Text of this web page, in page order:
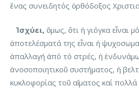
ἕνας συνειδητός ὀρθόδοξος
Ἰσχύει, ὅμως, ὅτι ἡ γιόγκα εἶναι
ἀποτελέσματά της εἶναι ἡ
ἀπαλλαγή ἀπό τό στρές, ἡ
ἀνοσοποιητικοῦ συστήματος, ἡ
κυκλοφορίας τοῦ αἵματος καί